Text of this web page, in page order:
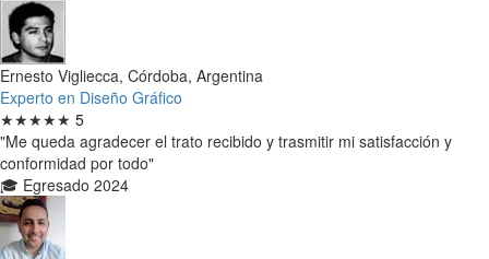
Ernesto Vigliecca, Córdoba, Argentina
Experto en Diseño Gráfico
★★★★★ 5
"Me queda agradecer el trato recibido y trasmitir mi satisfacción y
conformidad por todo"
🎓 Egresado 2024